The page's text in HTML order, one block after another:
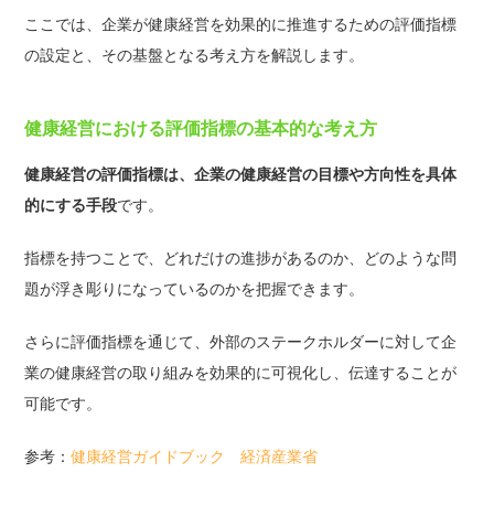
ここでは、企業が健康経営を効果的に推進するための評価指標
の設定と、その基盤となる考え方を解説します。
健康経営における評価指標の基本的な考え方
健康経営の評価指標は、企業の健康経営の目標や方向性を具体
的にする手段です。
指標を持つことで、どれだけの進捗があるのか、どのような問
題が浮き彫りになっているのかを把握できます。
さらに評価指標を通じて、外部のステークホルダーに対して企
業の健康経営の取り組みを効果的に可視化し、伝達することが
可能です。
参考：健康経営ガイドブック 経済産業省